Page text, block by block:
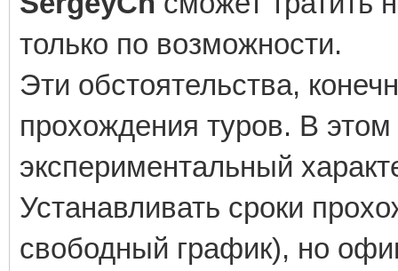
только по возможности.
Эти обстоятельства,
прохождения туров. В
экспериментальный
Устанавливать сроки
свободный график), но